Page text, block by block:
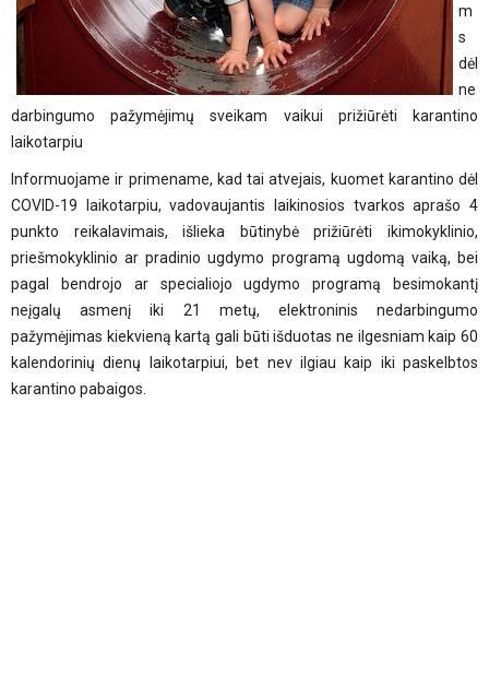
m
s
dėl
ne
darbingumo pažymėjimų sveikam vaikui prižiūrėti karantino
laikotarpiu
Informuojame ir primename, kad tai atvejais, kuomet karantino dėl
COVID-19 laikotarpiu, vadovaujantis laikinosios tvarkos aprašo 4
punkto reikalavimais, išlieka būtinybė prižiūrėti ikimokyklinio,
priešmokyklinio ar pradinio ugdymo programą ugdomą vaiką, bei
pagal bendrojo ar specialiojo ugdymo programą besimokantį
neįgalų asmenį iki 21 metų, elektroninis nedarbingumo
pažymėjimas kiekvieną kartą gali būti išduotas ne ilgesniam kaip 60
kalendorinių dienų laikotarpiui, bet nev ilgiau kaip iki paskelbtos
karantino pabaigos.